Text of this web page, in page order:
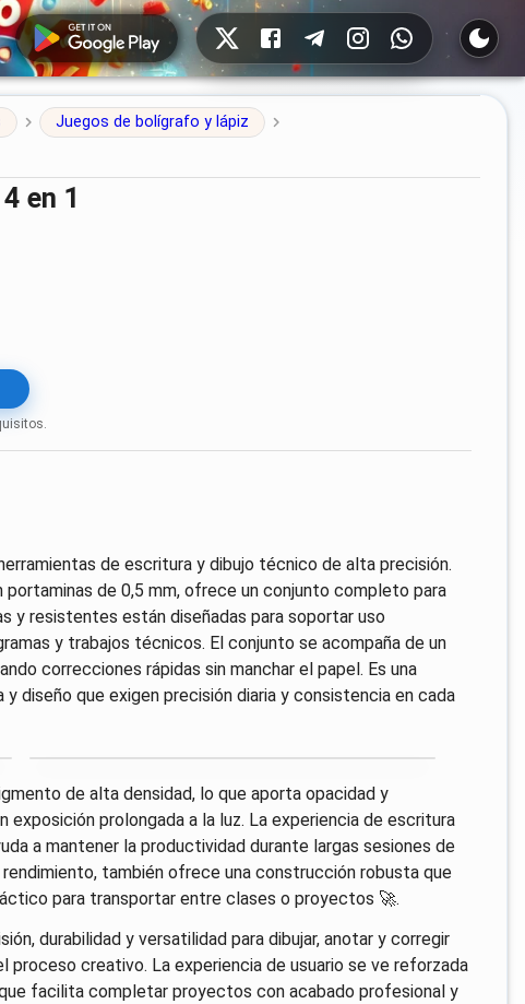
Redes sociales
Juegos de bolígrafo y lápiz
en 1
de escritura y dibujo técnico de alta precisión.
de 0,5 mm, ofrece un conjunto completo para
y resistentes están diseñadas para soportar uso
y trabajos técnicos. El conjunto se acompaña de un
correcciones rápidas sin manchar el papel. Es una
diseño que exigen precisión diaria y consistencia en cada
de alta densidad, lo que aporta opacidad y
prolongada a la luz. La experiencia de escritura
a mantener la productividad durante largas sesiones de
también ofrece una construcción robusta que
para transportar entre clases o proyectos 🚀.
durabilidad y versatilidad para dibujar, anotar y corregir
creativo. La experiencia de usuario se ve reforzada
facilita completar proyectos con acabado profesional y